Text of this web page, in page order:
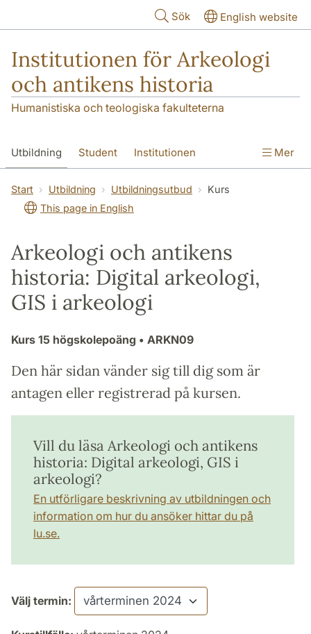
Sök English website
Institutionen för Arkeologi
och antikens historia
Humanistiska och teologiska fakulteterna
Utbildning Student Institutionen
Forskning Kontakt
Mer
Start Utbildning Utbildningsutbud
Kurs
This page in English
Arkeologi och antikens
historia: Digital arkeologi,
GIS i arkeologi
Kurs 15 högskolepoäng • ARKN09
Den här sidan vänder sig till dig som är
antagen eller registrerad på kursen.
Vill du läsa Arkeologi och antikens
historia: Digital arkeologi, GIS i
arkeologi?
En utförligare beskrivning av utbildningen och
information om hur du ansöker hittar du på
lu.se.
Välj termin: